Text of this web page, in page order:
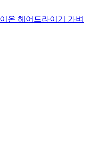
온 헤어드라이기 가벼